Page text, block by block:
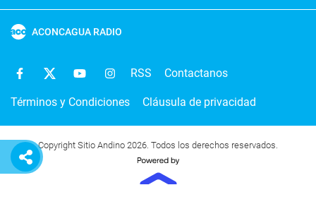
ACONCAGUA RADIO
RSS Contactanos
Términos y Condiciones Cláusula de privacidad
Copyright Sitio Andino 2026. Todos los derechos reservados.